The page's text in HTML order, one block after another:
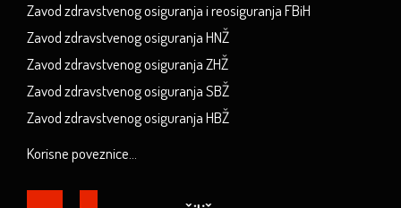
Zavod zdravstvenog osiguranja i reosiguranja FBiH
Zavod zdravstvenog osiguranja HNŽ
Zavod zdravstvenog osiguranja ZHŽ
Zavod zdravstvenog osiguranja SBŽ
Zavod zdravstvenog osiguranja HBŽ
Korisne poveznice...